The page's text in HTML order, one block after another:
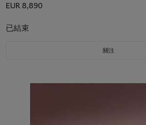
EUR 8,890
已結束
關注